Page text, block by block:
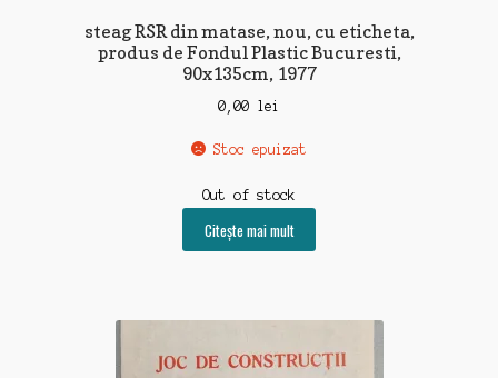
steag RSR din matase, nou, cu eticheta,
produs de Fondul Plastic Bucuresti,
90x135cm, 1977
0,00 lei
Stoc epuizat
Out of stock
Citește mai mult